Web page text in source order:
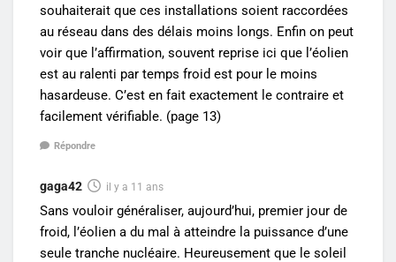
souhaiterait que ces installations soient raccordées
au réseau dans des délais moins longs. Enfin on peut
voir que l’affirmation, souvent reprise ici que l’éolien
est au ralenti par temps froid est pour le moins
hasardeuse. C’est en fait exactement le contraire et
facilement vérifiable. (page 13)
Répondre
gaga42 il y a 11 ans
Sans vouloir généraliser, aujourd’hui, premier jour de
froid, l’éolien a du mal à atteindre la puissance d’une
seule tranche nucléaire. Heureusement que le soleil